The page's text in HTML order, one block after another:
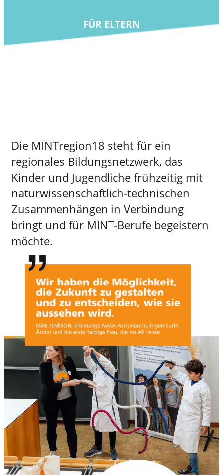
FÜR ELTERN
Die MINTregion18 steht für ein
regionales Bildungsnetzwerk, das
Kinder und Jugendliche frühzeitig mit
naturwissenschaftlich-technischen
Zusammenhängen in Verbindung
bringt und für MINT-Berufe begeistern
möchte.